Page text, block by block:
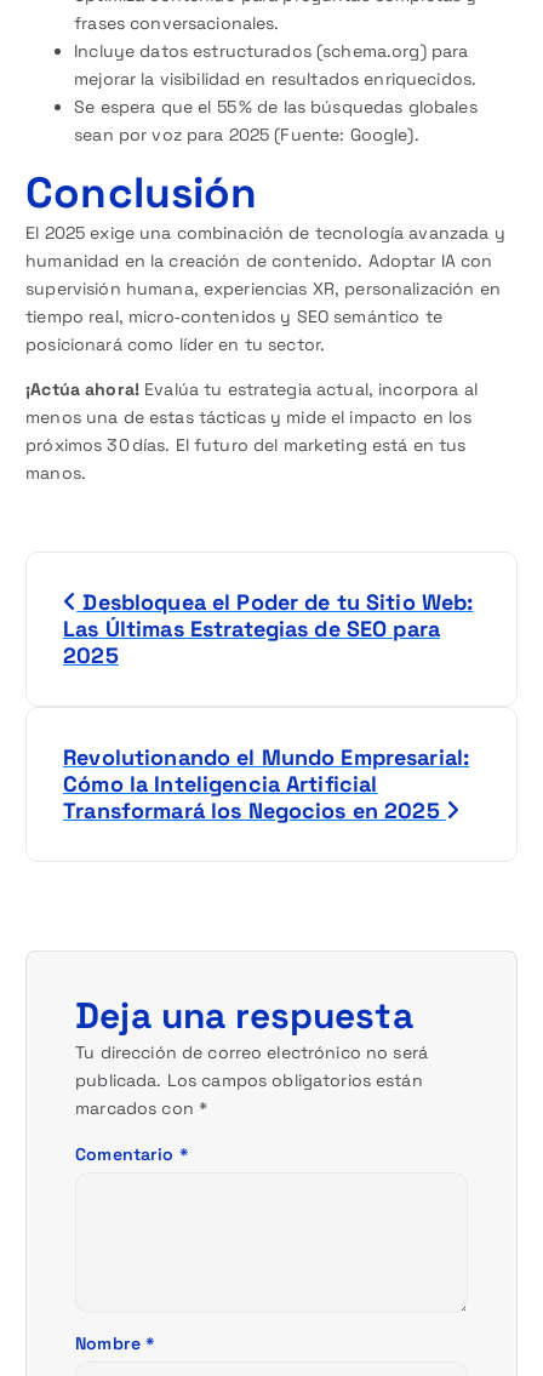
frases conversacionales.
Incluye datos estructurados (schema.org) para
mejorar la visibilidad en resultados enriquecidos.
Se espera que el 55 % de las búsquedas globales
sean por voz para 2025 (Fuente: Google).
Conclusión
El 2025 exige una combinación de tecnología avanzada y
humanidad en la creación de contenido. Adoptar IA con
supervisión humana, experiencias XR, personalización en
tiempo real, micro‑contenidos y SEO semántico te
posicionará como líder en tu sector.
¡Actúa ahora!Evalúa tu estrategia actual, incorpora al
menos una de estas tácticas y mide el impacto en los
próximos 30 días. El futuro del marketing está en tus
manos.
i
Desbloquea el Poder de tu Sitio Web:
Las Últimas Estrategias de SEO para
2025
Revolutionando el Mundo Empresarial:
Cómo la Inteligencia Artificial
Transformará los Negocios en 2025
Deja una respuesta
Tu dirección de correo electrónico no será
publicada. Los campos obligatorios están
marcados con *
Comentario *
Nombre*